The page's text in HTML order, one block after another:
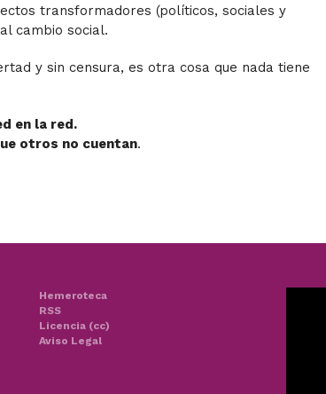
transformadores (políticos, sociales y
cambio social.
y sin censura, es otra cosa que nada tiene
en la red.
otros no cuentan.
Hemeroteca
RSS
Licencia (cc)
Aviso Legal